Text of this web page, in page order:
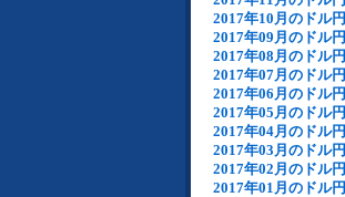
2017年10月のドル円
2017年09月のドル円
2017年08月のドル円
2017年07月のドル円
2017年06月のドル円
2017年05月のドル円
2017年04月のドル円
2017年03月のドル円
2017年02月のドル円
2017年01月のドル円